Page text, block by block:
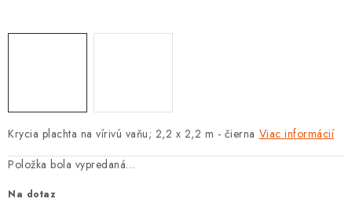
Krycia plachta na vírivú vaňu; 2,2 x 2,2 m - čierna Viac informácií
Položka bola vypredaná…
Na dotaz